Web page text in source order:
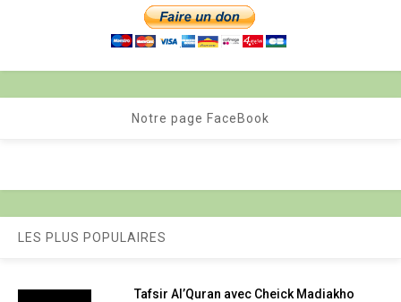
Notre page FaceBook
LES PLUS POPULAIRES
Tafsir Al’Quran avec Cheick Madiakho